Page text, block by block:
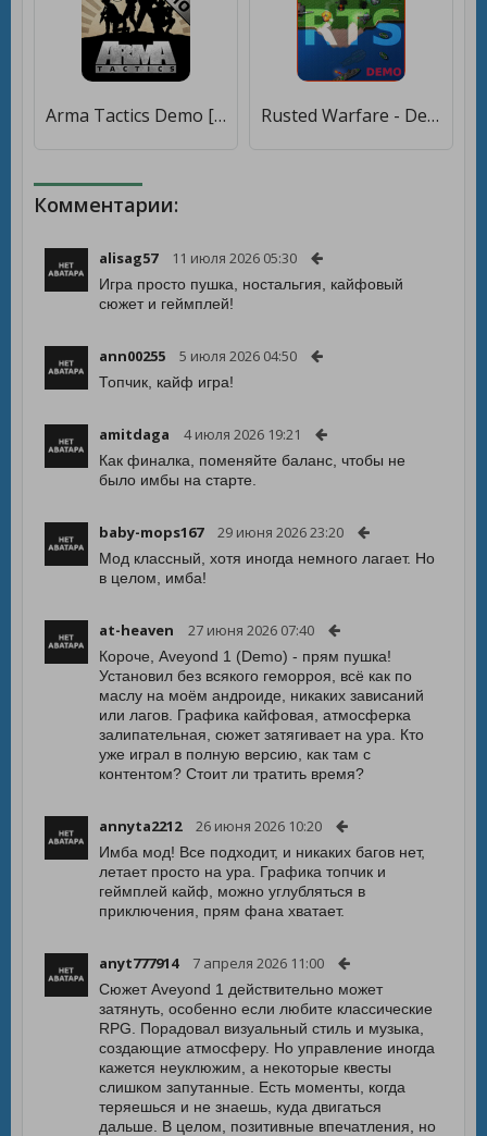
Arma Tactics Demo [Бесплатные покупки] Rusted Warfare - Demo [Бесплатные покупки]
Комментарии:
alisag57 11 июля 2026 05:30
Игра просто пушка, ностальгия, кайфовый
сюжет и геймплей!
ann00255 5 июля 2026 04:50
Топчик, кайф игра!
amitdaga 4 июля 2026 19:21
Как финалка, поменяйте баланс, чтобы не
было имбы на старте.
baby-mops167 29 июня 2026 23:20
Мод классный, хотя иногда немного лагает. Но
в целом, имба!
at-heaven 27 июня 2026 07:40
Короче, Aveyond 1 (Demo) - прям пушка!
Установил без всякого геморроя, всё как по
маслу на моём андроиде, никаких зависаний
или лагов. Графика кайфовая, атмосферка
залипательная, сюжет затягивает на ура. Кто
уже играл в полную версию, как там с
контентом? Стоит ли тратить время?
annyta2212 26 июня 2026 10:20
Имба мод! Все подходит, и никаких багов нет,
летает просто на ура. Графика топчик и
геймплей кайф, можно углубляться в
приключения, прям фана хватает.
anyt777914 7 апреля 2026 11:00
Сюжет Aveyond 1 действительно может
затянуть, особенно если любите классические
RPG. Порадовал визуальный стиль и музыка,
создающие атмосферу. Но управление иногда
кажется неуклюжим, а некоторые квесты
слишком запутанные. Есть моменты, когда
теряешься и не знаешь, куда двигаться
дальше. В целом, позитивные впечатления, но